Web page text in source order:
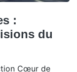
:
du
Cœur de